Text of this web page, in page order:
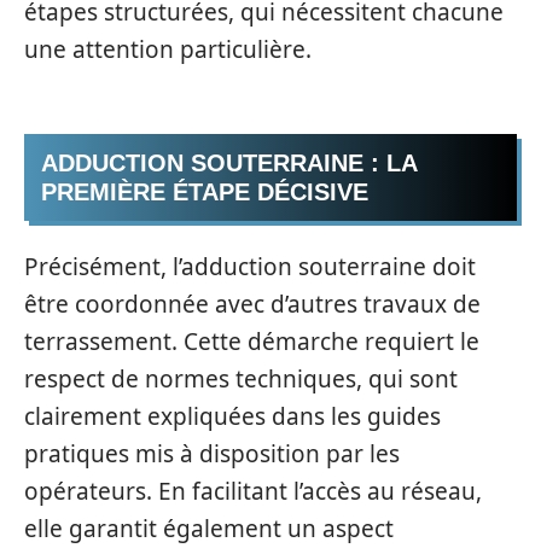
étapes structurées, qui nécessitent chacune
une attention particulière.
ADDUCTION SOUTERRAINE : LA
PREMIÈRE ÉTAPE DÉCISIVE
Précisément, l’adduction souterraine doit
être coordonnée avec d’autres travaux de
terrassement. Cette démarche requiert le
respect de normes techniques, qui sont
clairement expliquées dans les guides
pratiques mis à disposition par les
opérateurs. En facilitant l’accès au réseau,
elle garantit également un aspect